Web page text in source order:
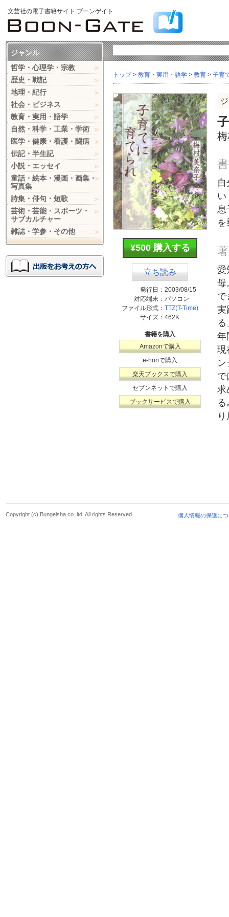
文芸社の電子書籍サイト ブーンゲイト
トップ> 教育・実用・語学 > 教育 > 子育
¥500 購入する
立ち読み
発行日： 2003/08/15
対応端末： パソコン
ファイル形式： TTZ(T-Time)
サイズ： 462K
書籍を購入
Amazonで購入
e-honで購入
楽天ブックスで購入
セブンネットで購入
ブックサービスで購入
い
息
愛
母
で
実
年
現
で
求
ジャンル
哲学・心理学・宗教
歴史・戦記
地理・紀行
社会・ビジネス
教育・実用・語学
自然・科学・工業・学術
医学・健康・看護・闘病
伝記・半生記
小説・エッセイ
童話・絵本・漫画・画集・
写真集
詩集・俳句・短歌
芸術・芸能・スポーツ・
サブカルチャー
雑誌・学参・その他
個人情報の保護に
Copyright (c) Bungeisha co.,ltd. All rights Reserved.